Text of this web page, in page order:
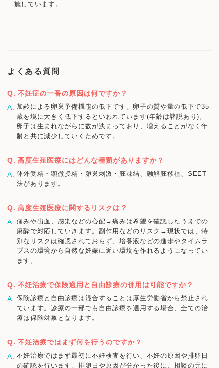
施しています。
よくある質問
不妊症の一番の原因は何ですか？
加齢による卵巣予備機能の低下です。卵子の質や量の低下で35
歳を境に大きく低下するといわれています(年齢は諸説あり)。
卵子は生まれながらに数が決まっており、増えることがなく年
齢と共に減少していくためです。
高度生殖医療にはどんな種類がありますか？
体外受精・顕微授精・卵巣刺激・胚凍結、融解胚移植、SEET
法があります。
高度生殖医療に関するリスクは？
痛みや出血、感染などの心配→痛みは希望を確認したうえでの
麻酔で対応していきます。副作用などのリスク→現状では、特
別なリスクは確認されておらず、培養液などの進歩やタイムラ
プスの環境から自然な妊娠に近い環境を作れるようになってい
ます。
不妊治療で保険適用と自由診療の併用は可能ですか？
保険診療と自由診療は混合することは厚生労働省から禁止され
ています。診療の一部でも自由診療を適用する場合、全ての治
療は保険対象となります。
不妊治療ではまず何を行うのですか？
不妊治療ではまず最初に不妊検査を行い、不妊の原因や排卵日
の確認を行います。排卵日や原因が分かった後に、相談の元に